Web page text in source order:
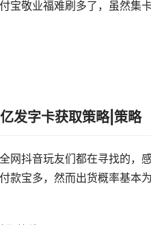
宝敬业福难刷多了，虽然集
发字卡获取策略|策略
网抖音玩友们都在寻找的，
款宝多，然而出货概率基本